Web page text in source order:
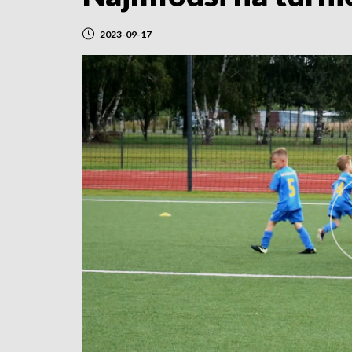
2023-09-17